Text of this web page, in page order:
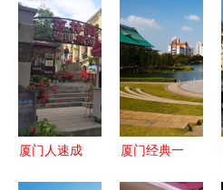
厦门人速成
厦门经典一